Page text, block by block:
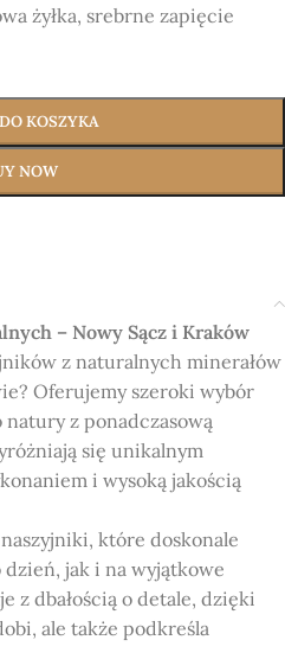
żyłka, srebrne zapięcie
KOSZYKA
NOW
– Nowy Sącz i Kraków
z naturalnych minerałów
Oferujemy szeroki wybór
z ponadczasową
się unikalnym
i wysoką jakością
które doskonale
jak i na wyjątkowe
z dbałością o detale, dzięki
ale także podkreśla